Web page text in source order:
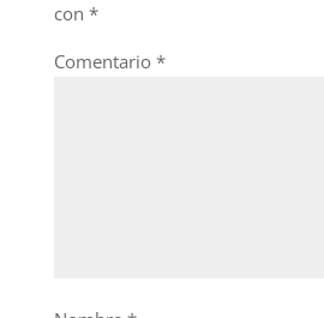
con *
Comentario *